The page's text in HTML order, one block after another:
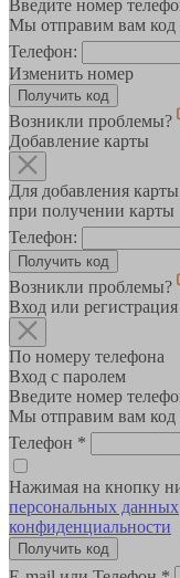
Введите номер
Мы отправим вам код
Телефон:
Изменить номер
Возникли проблемы?
Добавление карты
Для добавления
при получении карты
Телефон:
Возникли проблемы?
Вход или регистрация
По номеру телефона
Вход с паролем
Введите номер
Мы отправим вам код
Телефон *
Нажимая на кнопку
персональных данных
конфиденциальности